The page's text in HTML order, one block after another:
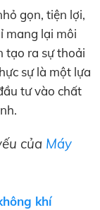
gọn, tiện lợi,
mang lại môi
tạo ra sự thoải
sự là một lựa
tư vào chất
của Máy
khí